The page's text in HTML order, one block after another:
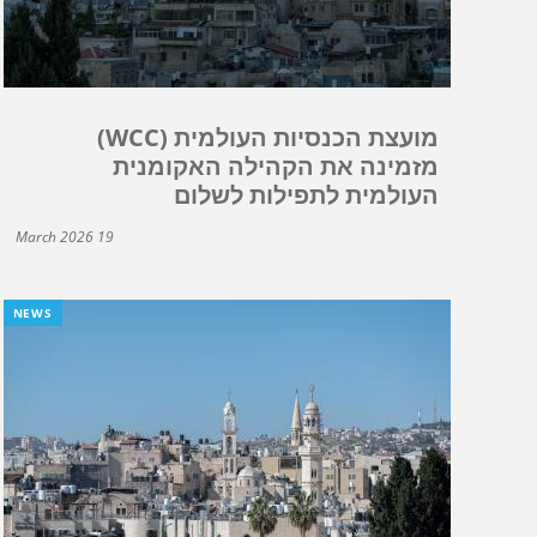
מועצת הכנסיות העולמית (WCC)
מזמינה את הקהילה האקומנית
העולמית לתפילות לשלום
19 March 2026
NEWS